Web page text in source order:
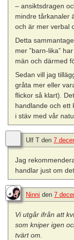
– ansiktsdragen
mindre tårkanaler
och är mer verbal
Detta
mer ”barn-lika”
män och därmed
Sedan vill jag
gråta mer eller
flickor så klart).
handlande och ett
i stäv med vår
Ulf T den 7
Jag
handlar just om
Ninni den 7
Vi utgår ifrån att
som kniper igen
tvärt om.